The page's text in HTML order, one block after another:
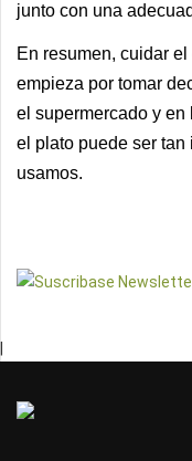
junto con una
En resumen, cuidar
empieza por tomar
el supermercado y en
el plato puede ser
usamos.